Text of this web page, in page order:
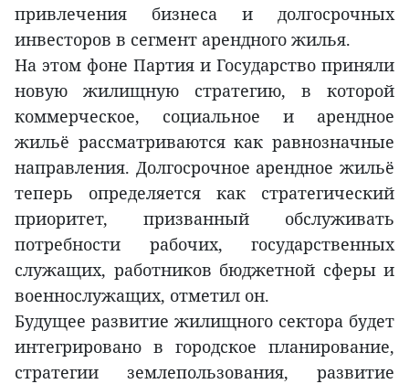
привлечения бизнеса и долгосрочных
инвесторов в сегмент арендного жилья.
На этом фоне Партия и Государство приняли
новую жилищную стратегию, в которой
коммерческое, социальное и арендное
жильё рассматриваются как равнозначные
направления. Долгосрочное арендное жильё
теперь определяется как стратегический
приоритет, призванный обслуживать
потребности рабочих, государственных
служащих, работников бюджетной сферы и
военнослужащих, отметил он.
Будущее развитие жилищного сектора будет
интегрировано в городское планирование,
стратегии землепользования, развитие